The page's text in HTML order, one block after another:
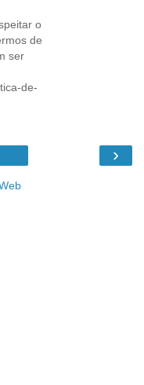
o
de
ser
de-
›